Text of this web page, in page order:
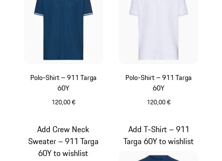
Polo-Shirt – 911 Targa
60Y
120,00 €
Polo-Shirt – 911 Targa
60Y
120,00 €
Add Crew Neck
Sweater – 911 Targa
60Y to wishlist
Add T-Shirt – 911
Targa 60Y to wishlist